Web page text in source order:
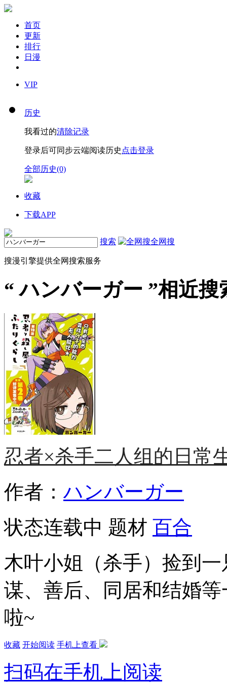
首页
更新
排行
日漫
VIP
历史
我看过的清除记录
登录后可同步云端阅读历史 点击登录
全部历史(0)
收藏
下载APP
搜索 全网搜
搜漫引擎提供全网搜索服务
“ ハンバーガー ”相近搜
忍者×杀手二人组的日常
作者：ハンバーガー
状态连载中 题材 百合
木叶小姐（杀手）捡到
谋、善后、同居和结婚
啦~
收藏 开始阅读 手机上查看
扫码在手机上阅读